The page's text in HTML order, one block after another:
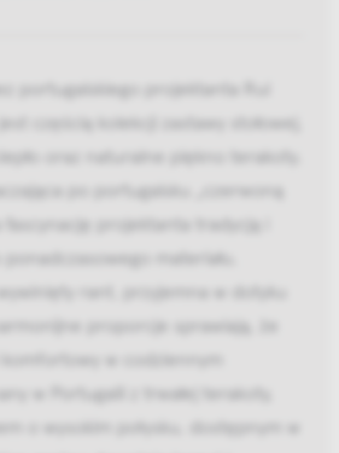
portugalskiego projektanta Rui
częścią kolekcji zastawy stołowej,
oraz naturalne piękno terakoty.
po portugalsku „czerwoną
projektanta tradycją i
materiału.
rant, przyjemna w dotyku
proporcje sprawiają, że
w codziennym
w Portugalii z trwałej terakoty,
o wysokim połysku, dostępnym w